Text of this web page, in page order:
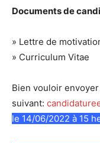
Documents de
» Lettre de
» Curriculum Vitae
Bien vouloir
suivant:
le 14/06/2022 à 15